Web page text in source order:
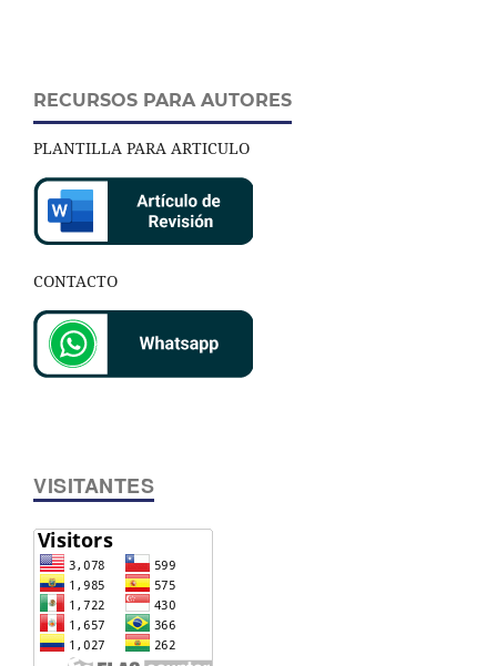
RECURSOS PARA AUTORES
PLANTILLA PARA ARTICULO
CONTACTO
VISITANTES